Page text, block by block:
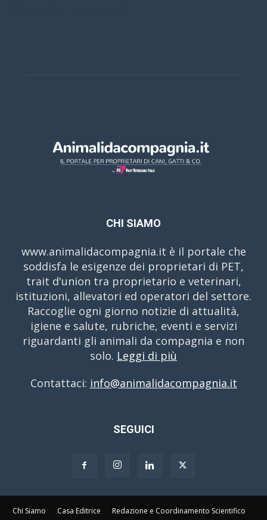
CHI SIAMO
www.animalidacompagnia.it è il portale che
soddisfa le esigenze dei proprietari di PET,
trait d'union tra proprietario e veterinari,
istituzioni, allevatori ed operatori del settore.
Raccoglie ogni giorno notizie di attualità,
igiene e salute, rubriche, eventi e servizi
riguardanti gli animali da compagnia e non
solo. Leggi di più
Contattaci: info@animalidacompagnia.it
SEGUICI
Chi Siamo Casa Editrice Redazione e Coordinamento Scientifico